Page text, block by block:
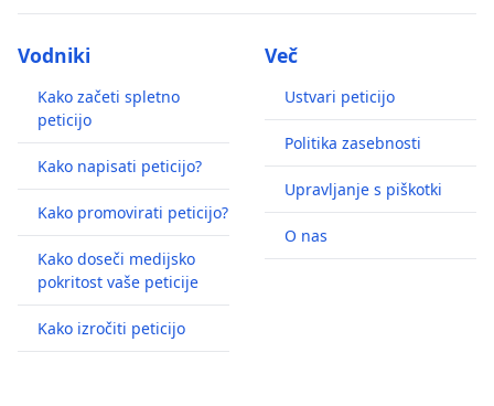
Vodniki
Kako začeti spletno
peticijo
Kako napisati peticijo?
Kako promovirati peticijo?
Kako doseči medijsko
pokritost vaše peticije
Kako izročiti peticijo
Več
Ustvari peticijo
Politika zasebnosti
Upravljanje s piškotki
O nas